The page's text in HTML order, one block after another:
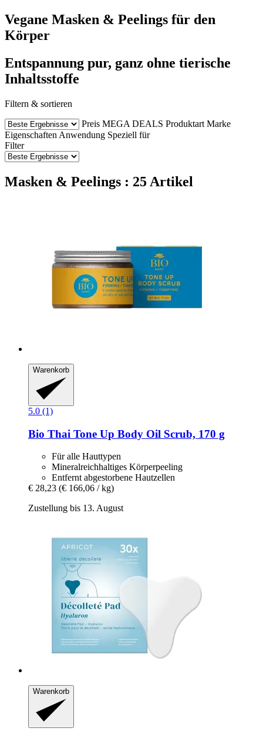
Vegane Masken & Peelings für den
Körper
Entspannung pur, ganz ohne tierische
Inhaltsstoffe
Filtern & sortieren
Preis MEGA DEALS Produktart Marke
Eigenschaften Anwendung Speziell für
Filter
Masken & Peelings : 25 Artikel
Warenkorb
5.0 (1)
Bio Thai Tone Up Body Oil Scrub, 170 g
Für alle Hauttypen
Mineralreichhaltiges Körperpeeling
Entfernt abgestorbene Hautzellen
€ 28,23 (€ 166,06 / kg)
Zustellung bis 13. August
Warenkorb